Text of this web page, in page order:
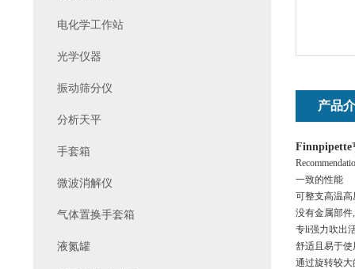
产品
一致的性能
可整支高温高
没有金属部件
专li强力吹出
舒适且易于使
通过旋转较
电化学工作站
光学仪器
振动筛分仪
分析天平
手套箱
微波消解仪
气体置换手套箱
液氮罐